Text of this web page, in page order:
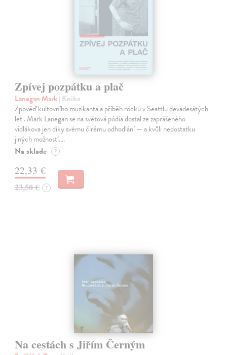
Zpívej pozpátku a plač
Lanegan Mark| Kniha
Zpověď kultovního muzikanta a příběh rocku v Seattlu devadesátých
let . Mark Lanegan se na světová pódia dostal ze zaprášeného
vidlákova jen díky svému čirému odhodlání — a kvůli nedostatku
jiných možností.…
Na sklade ?
22,33 €
23,50 € ?
Na cestách s Jiřím Černým